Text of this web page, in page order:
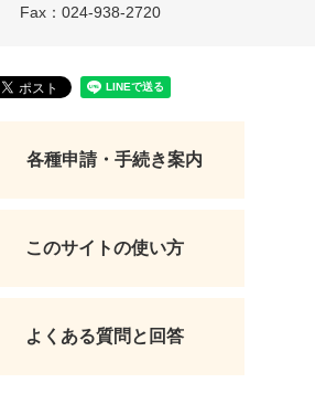
Fax：024-938-2720
各種申請・手続き案内
このサイトの使い方
よくある質問と回答